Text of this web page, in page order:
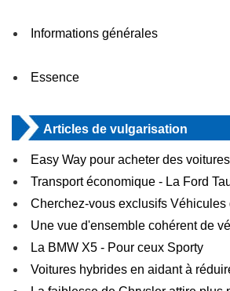
Informations générales
Essence
Articles de vulgarisation
Easy Way pour acheter des
Transport économique - La Ford
Cherchez-vous exclusifs Véhicules
Une vue d'ensemble cohérent de
La BMW X5 - Pour ceux Sporty
Voitures hybrides en aidant à